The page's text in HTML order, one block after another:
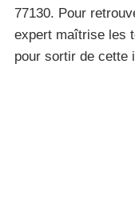
77130. Pour
expert maîtrise les
pour sortir de cette